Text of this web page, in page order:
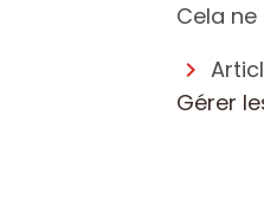
Cela
Gérer